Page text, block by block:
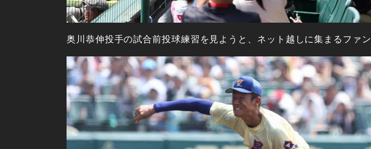
奥川恭伸投手の試合前投球練習を見ようと、ネット越しに集まるファン